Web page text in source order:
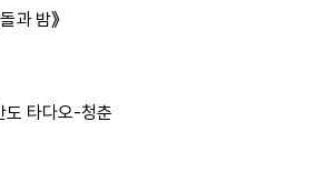
돌과 밤》
도 타다오-청춘